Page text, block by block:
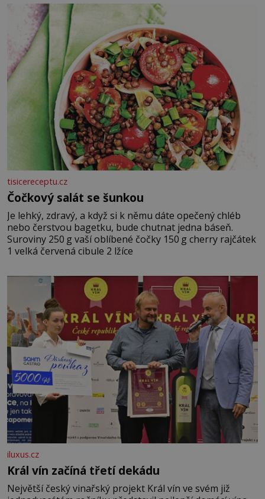
tisicereceptu.cz
Čočkový salát se šunkou
Je lehký, zdravý, a když si k němu dáte opečený chléb
nebo čerstvou bagetku, bude chutnat jedna báseň.
Suroviny 250 g vaší oblíbené čočky 150 g cherry rajčátek
1 velká červená cibule 2 lžíce
iluxus.cz
Král vín začíná třetí dekádu
Největší český vinařský projekt Král vín ve svém již